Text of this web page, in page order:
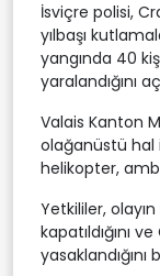
İsviçre polisi,
yılbaşı
yangında 40
yaralandığını
Valais Kanton
olağanüstü hal
helikopter,
Yetkililer,
kapatıldığını
yasaklandığını